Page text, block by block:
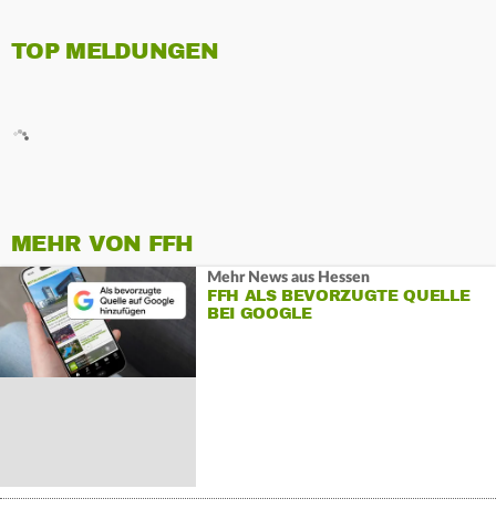
TOP MELDUNGEN
MEHR VON FFH
Mehr News aus Hessen
FFH ALS BEVORZUGTE QUELLE
BEI GOOGLE